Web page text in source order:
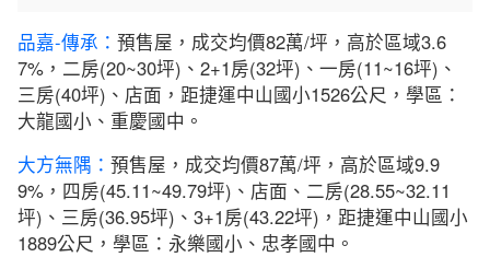
品嘉-傳承： 預售屋，成交均價82萬/坪，高於區域3.6
7%，二房(20~30坪)、2+1房(32坪)、一房(11~16坪)、
三房(40坪)、店面，距捷運中山國小1526公尺，學區：
大龍國小、重慶國中。
大方無隅： 預售屋，成交均價87萬/坪，高於區域9.9
9%，四房(45.11~49.79坪)、店面、二房(28.55~32.11
坪)、三房(36.95坪)、3+1房(43.22坪)，距捷運中山國小
1889公尺，學區：永樂國小、忠孝國中。